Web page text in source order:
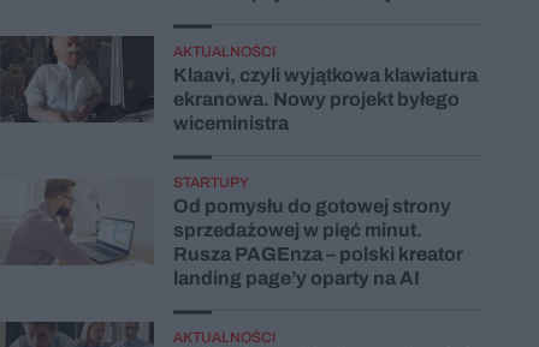
AKTUALNOŚCI
Klaavi, czyli wyjątkowa klawiatura
ekranowa. Nowy projekt byłego
wiceministra
STARTUPY
Od pomysłu do gotowej strony
sprzedażowej w pięć minut.
Rusza PAGEnza – polski kreator
landing page’y oparty na AI
AKTUALNOŚCI